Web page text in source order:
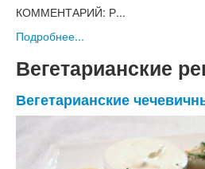
КОММЕНТАРИЙ: Р...
Подробнее...
Вегетарианские
Вегетарианские